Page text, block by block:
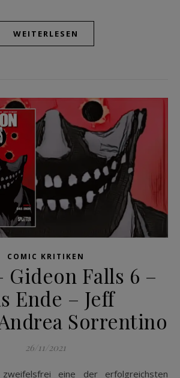
WEITERLESEN
COMIC KRITIKEN
Falls 6 –
Ende – Jeff
Sorrentino
26/11/2021